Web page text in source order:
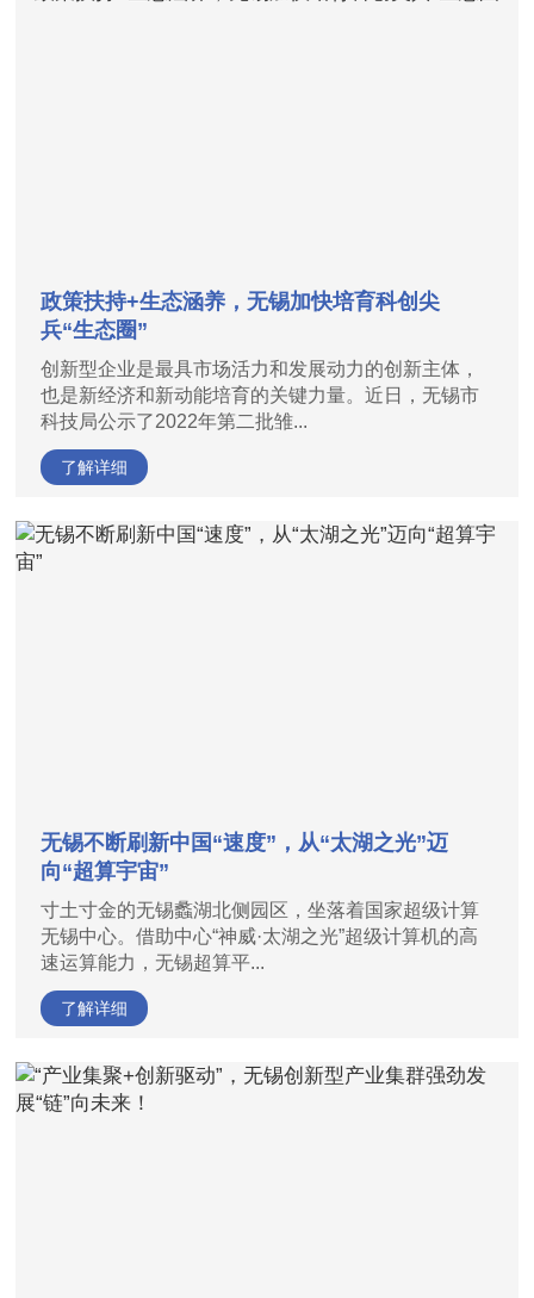
政策扶持+生态涵养，无锡加快培育科创尖
兵“生态圈”
创新型企业是最具市场活力和发展动力的创新主体，
也是新经济和新动能培育的关键力量。近日，无锡市
科技局公示了2022年第二批雏...
了解详细
无锡不断刷新中国“速度”，从“太湖之光”迈
向“超算宇宙”
寸土寸金的无锡蠡湖北侧园区，坐落着国家超级计算
无锡中心。借助中心“神威·太湖之光”超级计算机的高
速运算能力，无锡超算平...
了解详细